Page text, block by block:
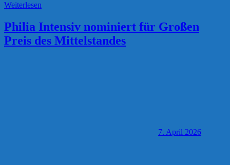
Weiterlesen
Philia Intensiv nominiert für Großen
Preis des Mittelstandes
7. April 2026